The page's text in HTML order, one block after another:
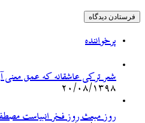
پرخواننده
شعر ترکی عاشقانه که عمق معنی
۲۰/۰۸/۱۳۹۸
روز مبعث روز فخر انبیاست